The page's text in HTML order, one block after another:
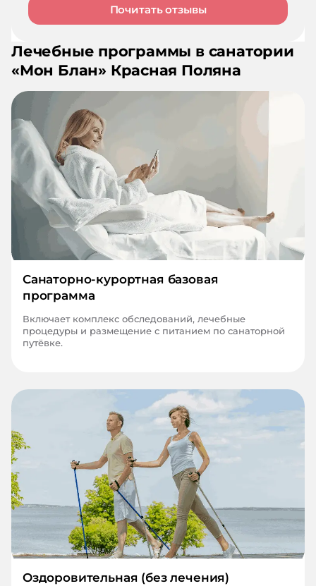
Почитать отзывы
Лечебные программы в санатории
«Мон Блан» Красная Поляна
Санаторно-курортная базовая
программа
Включает комплекс обследований, лечебные
процедуры и размещение с питанием по санаторной
путёвке.
Оздоровительная (без лечения)